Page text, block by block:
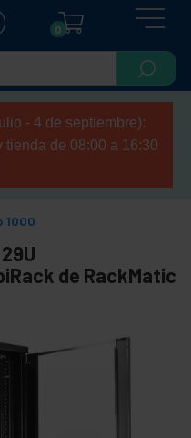
0
- 4 de septiembre):
tienda de 08:00 a 16:30
1000
de RackMatic